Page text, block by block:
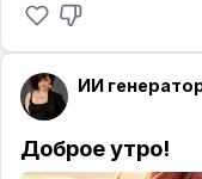
Промпты:
Для фото:
Take the person
their
appearance, facial
possible, then
Доброе утро!